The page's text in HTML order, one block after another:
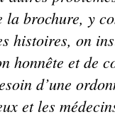
la brochure, y
histoires, on
honnête et de
d’une
et les